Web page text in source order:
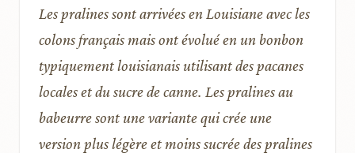
Les pralines sont arrivées en Louisiane avec les
colons français mais ont évolué en un bonbon
typiquement louisianais utilisant des pacanes
locales et du sucre de canne. Les pralines au
babeurre sont une variante qui crée une
version plus légère et moins sucrée des pralines